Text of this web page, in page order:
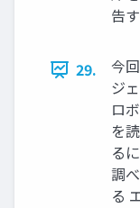
告
29.
今
ジ
ロ
を
る
調
る